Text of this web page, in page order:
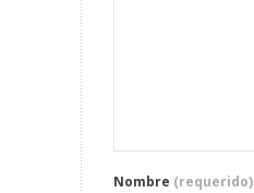
Nombre (requerido)